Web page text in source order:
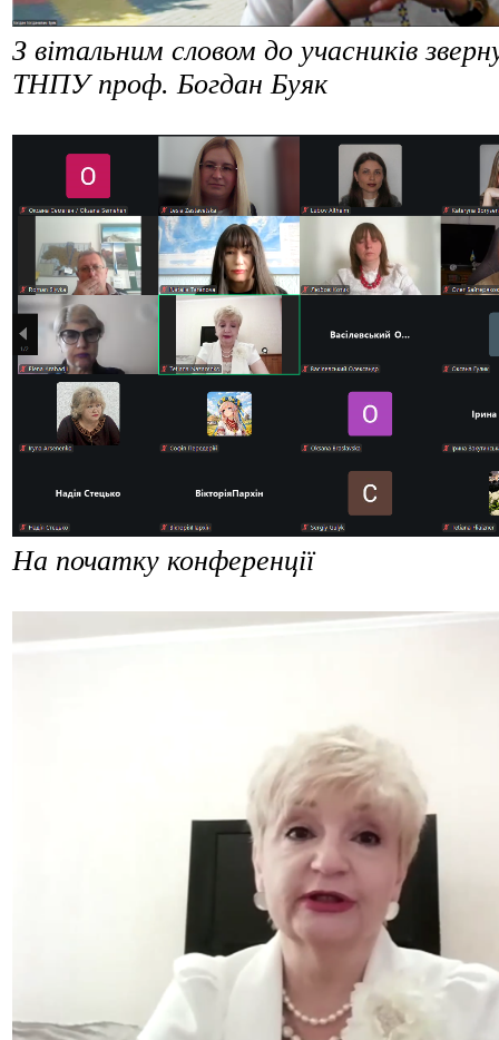
З вітальним словом до учасників
ТНПУ проф. Богдан Буяк
На початку конференції